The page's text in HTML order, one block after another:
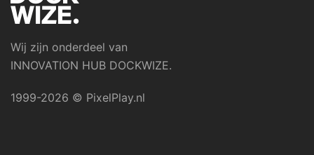
Wij zijn onderdeel van
INNOVATION HUB DOCKWIZE.
1999-2026 © PixelPlay.nl